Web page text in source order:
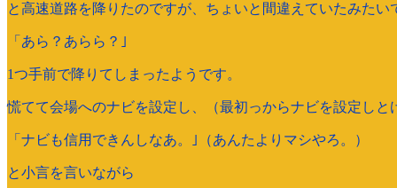
と高速道路を降りたのですが、ちょいと間違えていたみたい
「あら？あらら？｣
1つ手前で降りてしまったようです。
慌てて会場へのナビを設定し、（最初っからナビを設定しと
「ナビも信用できんしなあ。｣（あんたよりマシやろ。）
と小言を言いながら